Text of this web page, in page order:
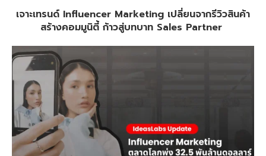
เจาะเทรนด์ Influencer Marketing เปลี่ยนจากรีวิวสินค้า
สร้างคอมมูนิตี้ ก้าวสู่บทบาท Sales Partner